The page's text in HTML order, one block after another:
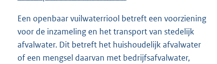
Een openbaar vuilwaterriool betreft een voorziening
voor de inzameling en het transport van stedelijk
afvalwater. Dit betreft het huishoudelijk afvalwater
of een mengsel daarvan met bedrijfsafvalwater,